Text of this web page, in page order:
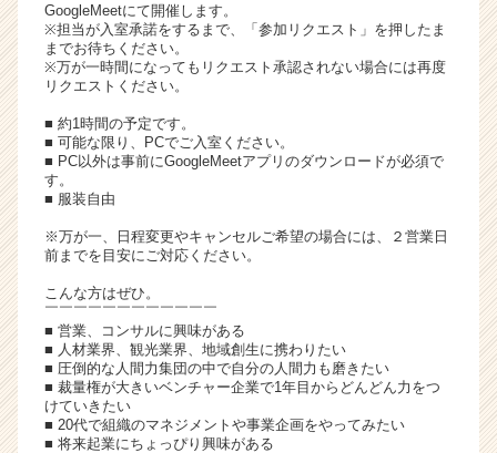
e
GoogleMeetにて開催します。
※担当が入室承諾をするまで、「参加リクエスト」を押したま
までお待ちください。
※万が一時間になってもリクエスト承認されない場合には再度
リクエストください。
■ 約1時間の予定です。
■ 可能な限り、PCでご入室ください。
■ PC以外は事前にGoogleMeetアプリのダウンロードが必須で
す。
■ 服装自由
※万が一、日程変更やキャンセルご希望の場合には、２営業日
前までを目安にご対応ください。
こんな方はぜひ。
￣￣￣￣￣￣￣￣￣￣￣￣
■ 営業、コンサルに興味がある
■ 人材業界、観光業界、地域創生に携わりたい
■ 圧倒的な人間力集団の中で自分の人間力も磨きたい
■ 裁量権が大きいベンチャー企業で1年目からどんどん力をつ
けていきたい
■ 20代で組織のマネジメントや事業企画をやってみたい
■ 将来起業にちょっぴり興味がある